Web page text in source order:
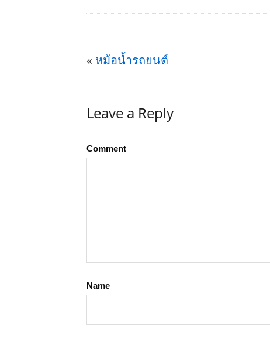
« หม้อน้ำรถยนต์
Leave a Reply
Comment
Name